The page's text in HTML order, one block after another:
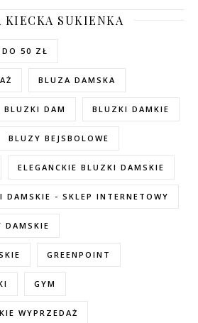
KIECKA SUKIENKA
DO 50 ZŁ
BLUZA DAMSKA
BLUZKI DAM BLUZKI DAMKIE
BLUZY BEJSBOLOWE
ELEGANCKIE BLUZKI DAMSKIE
DAMSKIE - SKLEP INTERNETOWY
DAMSKIE
GREENPOINT
GYM
WYPRZEDAŻ